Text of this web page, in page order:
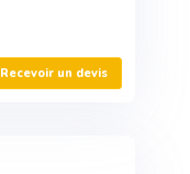
Recevoir un devis